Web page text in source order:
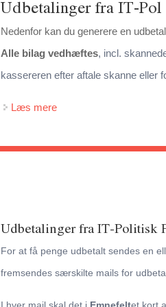
Udbetalinger fra IT-Pol
Nedenfor kan du generere en
Alle bilag vedhæftes, incl.
kassereren efter aftale skanne eller
Læs mere
Udbetalinger fra IT-Politisk
For at få penge udbetalt sendes en
fremsendes særskilte mails for